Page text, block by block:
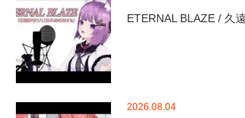
ETERNAL BLAZE / 久
2026.08.04